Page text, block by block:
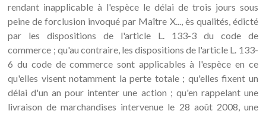
rendant inapplicable à l'espèce le délai de trois jours sous
peine de forclusion invoqué par Maître X..., ès qualités, édicté
par les dispositions de l'article L. 133-3 du code de
commerce ; qu'au contraire, les dispositions de l'article L. 133-
6 du code de commerce sont applicables à l'espèce en ce
qu'elles visent notamment la perte totale ; qu'elles fixent un
délai d'un an pour intenter une action ; qu'en rappelant une
livraison de marchandises intervenue le 28 août 2008, une